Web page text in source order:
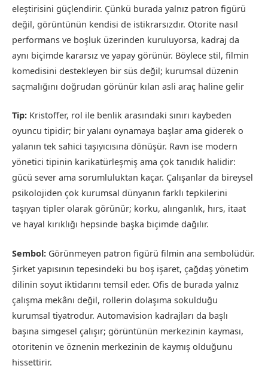
eleştirisini güçlendirir. Çünkü burada yalnız patron figürü
değil, görüntünün kendisi de istikrarsızdır. Otorite nasıl
performans ve boşluk üzerinden kuruluyorsa, kadraj da
aynı biçimde kararsız ve yapay görünür. Böylece stil, filmin
komedisini destekleyen bir süs değil; kurumsal düzenin
saçmalığını doğrudan görünür kılan asli araç haline gelir
Tip: Kristoffer, rol ile benlik arasındaki sınırı kaybeden
oyuncu tipidir; bir yalanı oynamaya başlar ama giderek o
yalanın tek sahici taşıyıcısına dönüşür. Ravn ise modern
yönetici tipinin karikatürleşmiş ama çok tanıdık halidir:
gücü sever ama sorumluluktan kaçar. Çalışanlar da bireysel
psikolojiden çok kurumsal dünyanın farklı tepkilerini
taşıyan tipler olarak görünür; korku, alınganlık, hırs, itaat
ve hayal kırıklığı hepsinde başka biçimde dağılır.
Sembol: Görünmeyen patron figürü filmin ana sembolüdür.
Şirket yapısının tepesindeki bu boş işaret, çağdaş yönetim
dilinin soyut iktidarını temsil eder. Ofis de burada yalnız
çalışma mekânı değil, rollerin dolaşıma sokulduğu
kurumsal tiyatrodur. Automavision kadrajları da başlı
başına simgesel çalışır; görüntünün merkezinin kayması,
otoritenin ve öznenin merkezinin de kaymış olduğunu
hissettirir.